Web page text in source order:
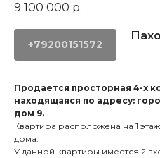
9 100 000 р.
+79200151572
Продается просторная 4-х
находящаяся по адресу:
дом 9.
Квартира расположена на 1
дома.
У данной квартиры имеется 2